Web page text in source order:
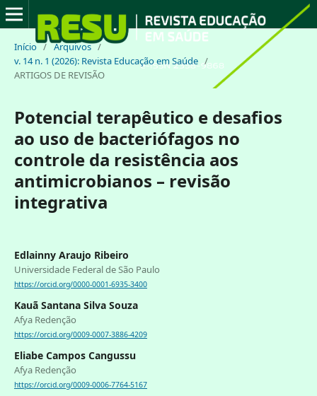
Início / Arquivos /
v. 14 n. 1 (2026): Revista Educação em Saúde /
ARTIGOS DE REVISÃO
Potencial terapêutico e desafios
ao uso de bacteriófagos no
controle da resistência aos
antimicrobianos – revisão
integrativa
Edlainny Araujo Ribeiro
Universidade Federal de São Paulo
https://orcid.org/0000-0001-6935-3400
Kauã Santana Silva Souza
Afya Redenção
https://orcid.org/0009-0007-3886-4209
Eliabe Campos Cangussu
Afya Redenção
https://orcid.org/0009-0006-7764-5167